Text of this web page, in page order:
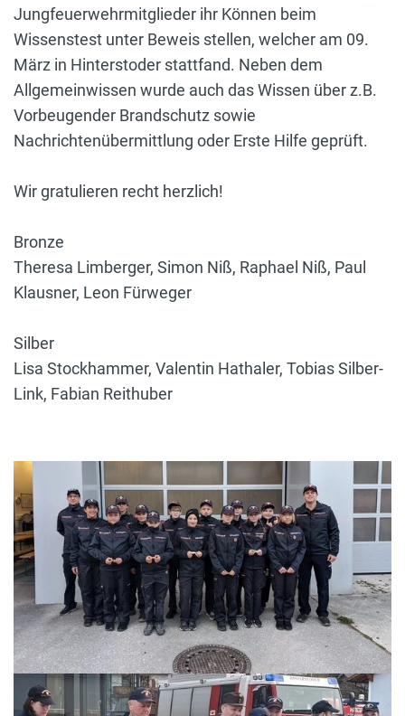
Jungfeuerwehrmitglieder ihr Können beim
Wissenstest unter Beweis stellen, welcher am 09.
März in Hinterstoder stattfand. Neben dem
Allgemeinwissen wurde auch das Wissen über z.B.
Vorbeugender Brandschutz sowie
Nachrichtenübermittlung oder Erste Hilfe geprüft.
Wir gratulieren recht herzlich!
Bronze
Theresa Limberger, Simon Niß, Raphael Niß, Paul
Klausner, Leon Fürweger
Silber
Lisa Stockhammer, Valentin Hathaler, Tobias Silber-
Link, Fabian Reithuber